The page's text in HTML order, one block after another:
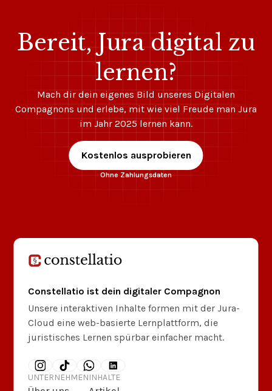
Bereit, Jura digital zu
lernen?
Mach dir dein eigenes Bild unseres Digitalen
Compagnons und erlebe, mit wie viel Freude man Jura
im Jahr 2025 lernen kann.
Kostenlos ausprobieren
Ohne Zahlungsdaten
Constellatio ist dein digitaler Compagnon
Unsere interaktiven Inhalte formen mit der Jura-
Cloud eine web-basierte Lernplattform, die
juristisches Lernen spürbar einfacher macht.
UNTERNEHMENINHALTE